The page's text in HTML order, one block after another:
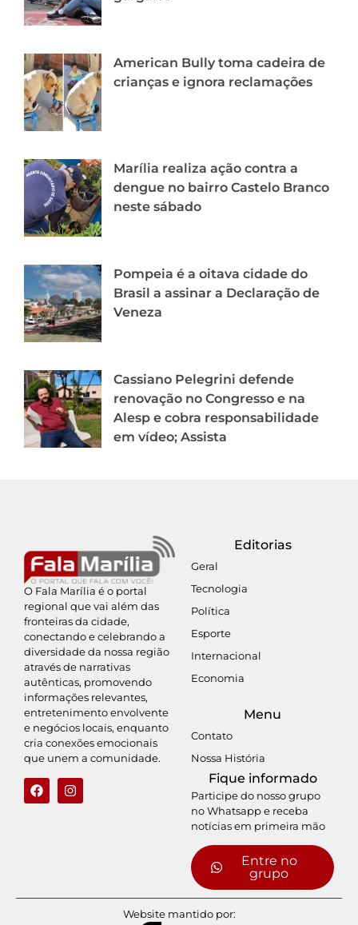
American Bully toma cadeira de
crianças e ignora reclamações
Marília realiza ação contra a
dengue no bairro Castelo Branco
neste sábado
Pompeia é a oitava cidade do
Brasil a assinar a Declaração de
Veneza
Cassiano Pelegrini defende
renovação no Congresso e na
Alesp e cobra responsabilidade
em vídeo; Assista
O Fala Marília é o portal
regional que vai além das
fronteiras da cidade,
conectando e celebrando a
diversidade da nossa região
através de narrativas
autênticas, promovendo
informações relevantes,
entretenimento envolvente
e negócios locais, enquanto
cria conexões emocionais
que unem a comunidade.
Editorias
Geral
Tecnologia
Política
Esporte
Internacional
Economia
Menu
Contato
Nossa História
Fique informado
Participe do nosso grupo
no Whatsapp e receba
notícias em primeira mão
Entre no
grupo
Website mantido por: